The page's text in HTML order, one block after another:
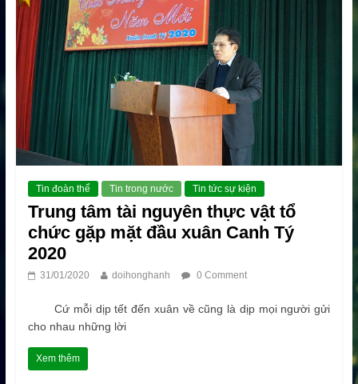
Tin đoàn thể Tin trong nước Tin tức sự kiện
Trung tâm tài nguyên thực vật tổ
chức gặp mặt đầu xuân Canh Tý
2020
31/01/2020 doihonghanh 0 Comment
Cứ mỗi dịp tết đến xuân về cũng là dịp mọi người gửi
cho nhau những lời
Xem thêm